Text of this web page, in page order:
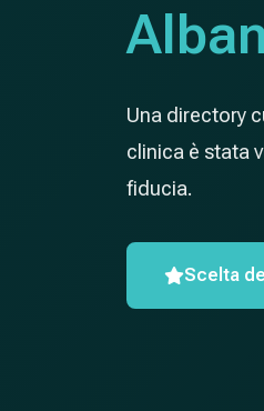
Una directory
clinica è stata
fiducia.
Scelta